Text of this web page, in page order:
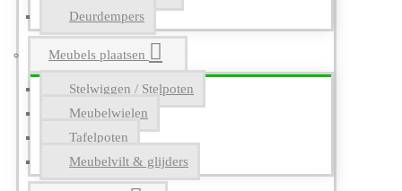
Deurdempers
Meubels plaatsen
Stelwiggen / Stelpoten
Meubelwielen
Tafelpoten
Meubelvilt & glijders